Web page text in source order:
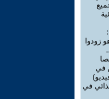
زودوا
شخصا
في
في